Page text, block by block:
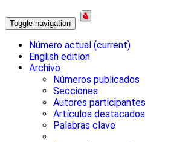
Toggle navigation
Número actual (current)
English edition
Archivo
Números publicados
Secciones
Autores participantes
Artículos destacados
Palabras clave